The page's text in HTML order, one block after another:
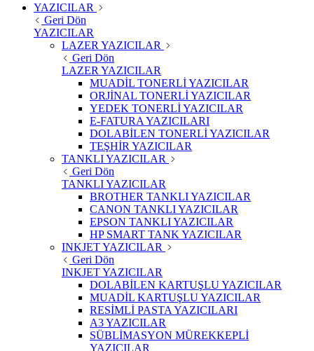
YAZICILAR
Geri Dön
YAZICILAR
LAZER YAZICILAR
Geri Dön
LAZER YAZICILAR
MUADİL TONERLİ YAZICILAR
ORJİNAL TONERLİ YAZICILAR
YEDEK TONERLİ YAZICILAR
E-FATURA YAZICILARI
DOLABİLEN TONERLİ YAZICILAR
TEŞHİR YAZICILAR
TANKLI YAZICILAR
Geri Dön
TANKLI YAZICILAR
BROTHER TANKLI YAZICILAR
CANON TANKLI YAZICILAR
EPSON TANKLI YAZICILAR
HP SMART TANK YAZICILAR
INKJET YAZICILAR
Geri Dön
INKJET YAZICILAR
DOLABİLEN KARTUŞLU YAZICILAR
MUADİL KARTUŞLU YAZICILAR
RESİMLİ PASTA YAZICILARI
A3 YAZICILAR
SÜBLİMASYON MÜREKKEPLİ
YAZICILAR